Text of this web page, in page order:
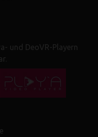
und DeoVR-Playern